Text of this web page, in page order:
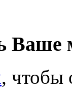
Ваше
, чтобы